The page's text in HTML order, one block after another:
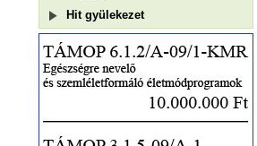
Hit gyülekezet